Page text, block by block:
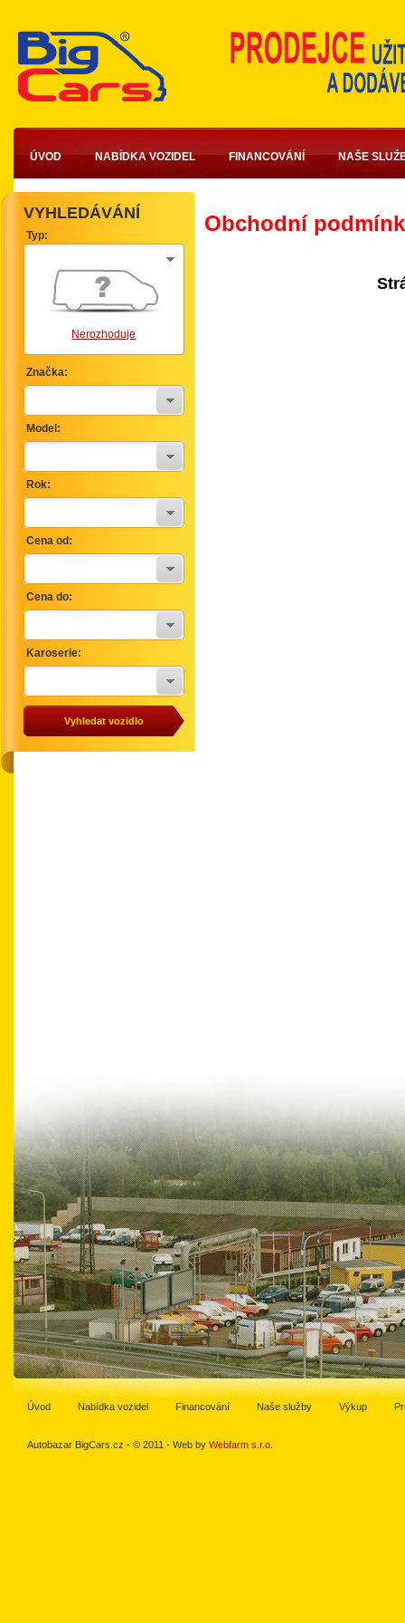
ÚVOD NABÍDKA VOZIDEL FINANCOVÁNÍ NAŠE
VYHLEDÁVÁNÍ
Typ:
Nerozhoduje
Značka:
Model:
Rok:
Cena od:
Cena do:
Karoserie:
Obchodní
Úvod Nabídka vozidel Financování Naše služby Výkup
Autobazar BigCars.cz - © 2011 - Web by Webfarm s.r.o.